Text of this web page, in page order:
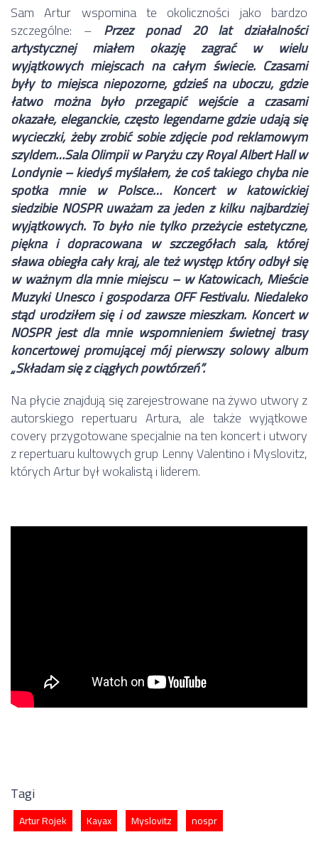
Sam Artur wspomina te okoliczności jako bardzo
szczególne: – Przez ponad 20 lat działalności
artystycznej miałem okazję zagrać w wielu
wyjątkowych miejscach na całym świecie. Czasami
były to miejsca niepozorne, gdzieś na uboczu, gdzie
łatwo można było przegapić wejście a czasami
okazałe, eleganckie, często legendarne gdzie udają się
wycieczki, żeby zrobić sobie zdjęcie pod reklamowym
szyldem…Sala Olimpii w Paryżu czy Royal Albert Hall w
Londynie – kiedyś myślałem, że coś takiego chyba nie
spotka mnie w Polsce… Koncert w katowickiej
siedzibie NOSPR uważam za jeden z kilku najbardziej
wyjątkowych. To było nie tylko przeżycie estetyczne,
piękna i dopracowana w szczegółach sala, której
sława obiegła cały kraj, ale też występ który odbył się
w ważnym dla mnie miejscu – w Katowicach, Mieście
Muzyki Unesco i gospodarza OFF Festivalu. Niedaleko
stąd urodziłem się i od zawsze mieszkam. Koncert w
NOSPR jest dla mnie wspomnieniem świetnej trasy
koncertowej promującej mój pierwszy solowy album
„Składam się z ciągłych powtórzeń”.
Na płycie znajdują się zarejestrowane na żywo utwory z
autorskiego repertuaru Artura, ale także wyjątkowe
covery przygotowane specjalnie na ten koncert i utwory
z repertuaru kultowych grup Lenny Valentino i Myslovitz,
których Artur był wokalistą i liderem.
Tagi
Artur Rojek Kayax Myslovitz nospr